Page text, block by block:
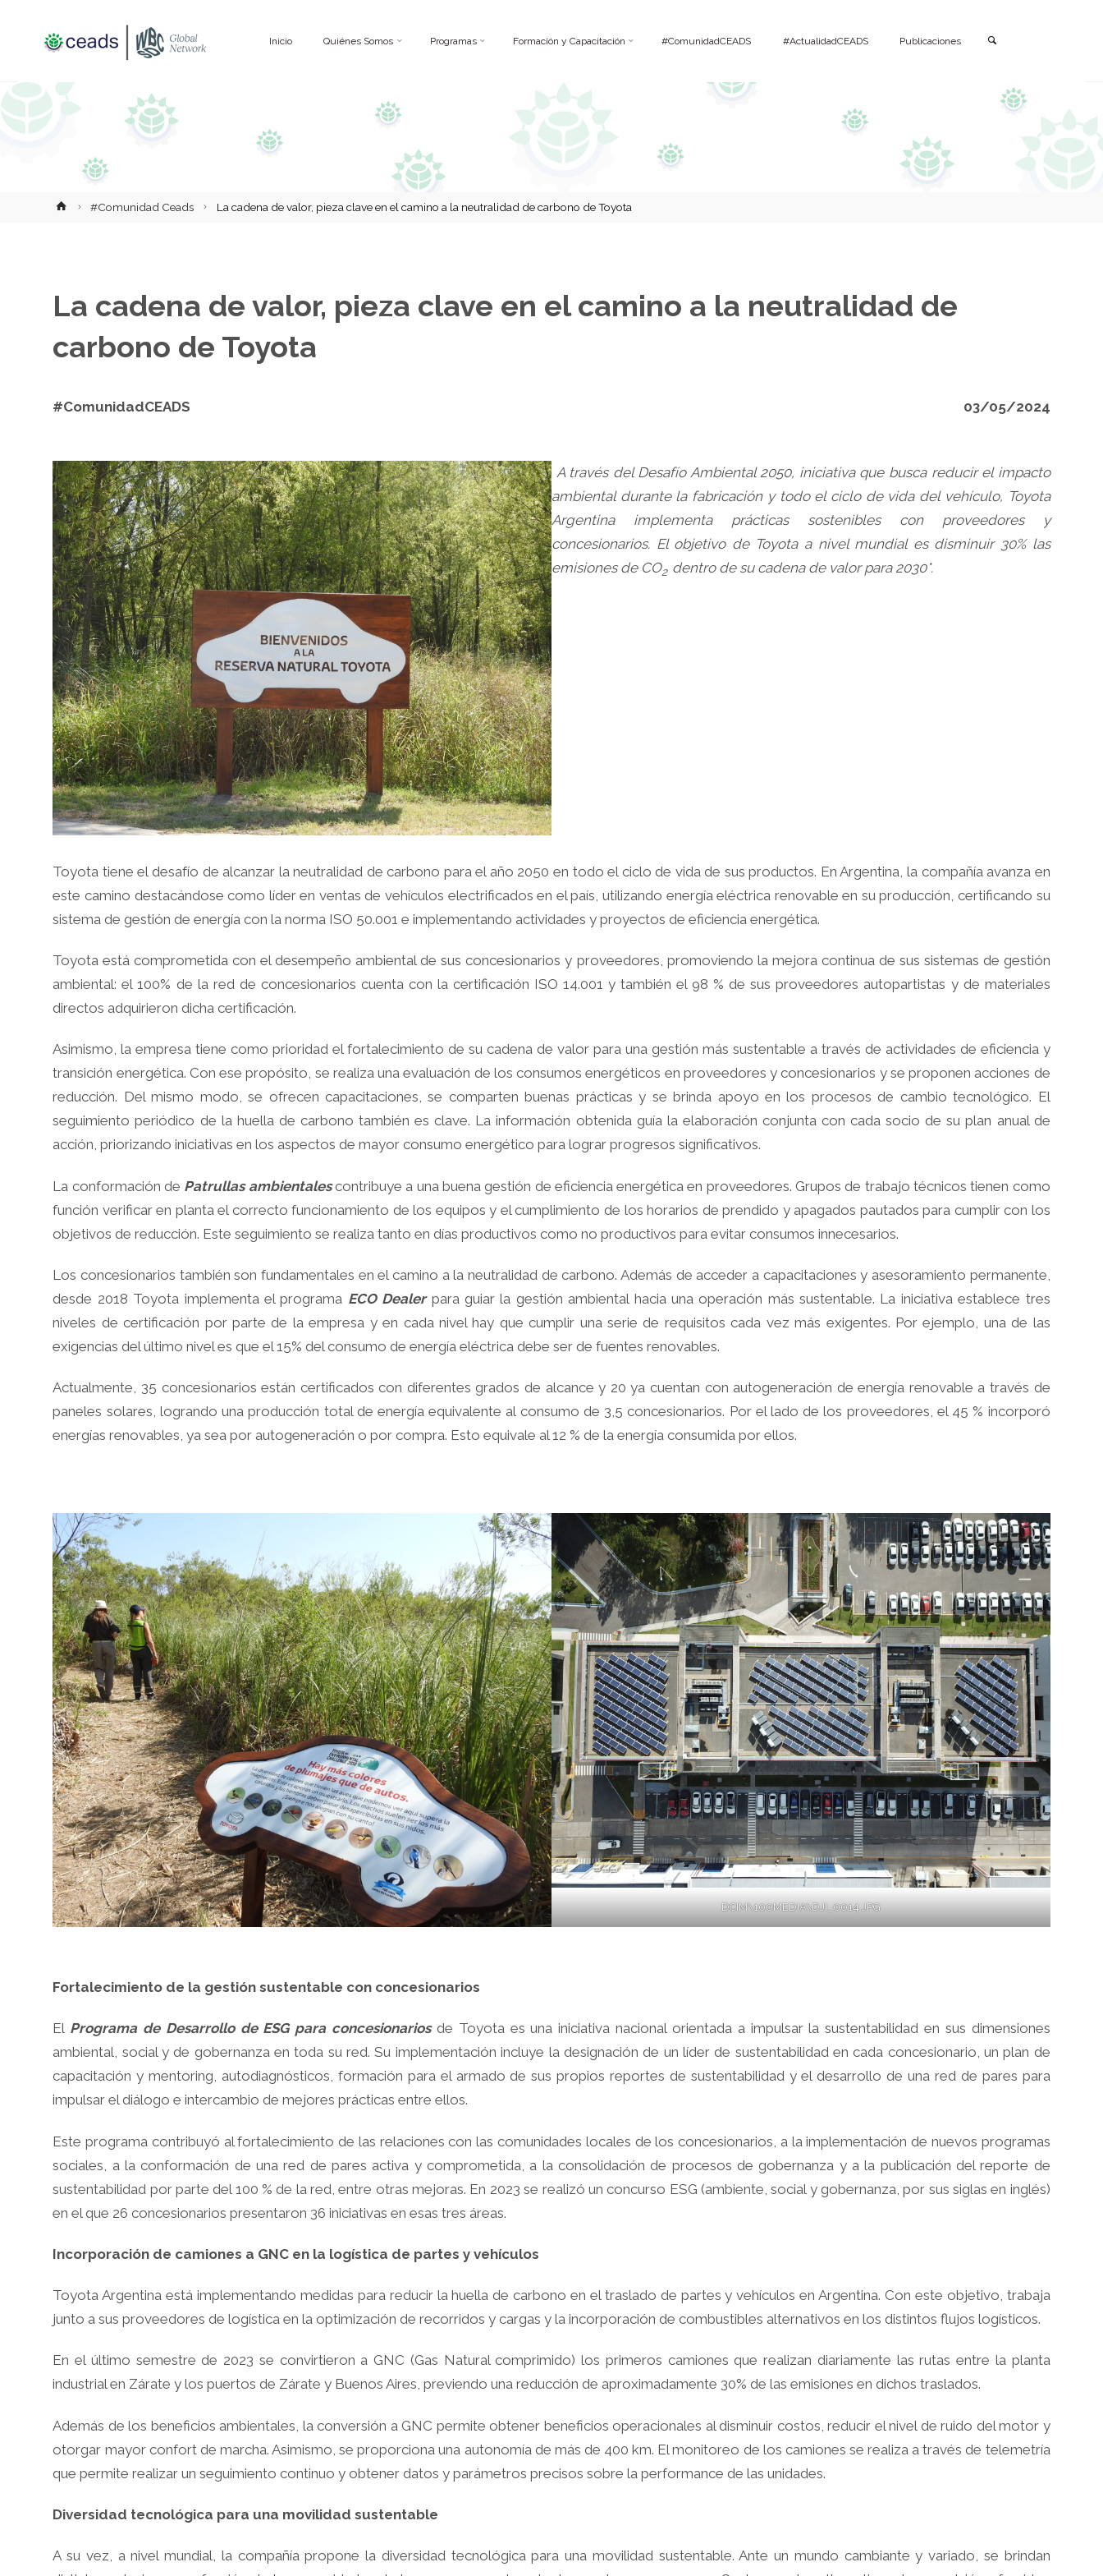
Inicio Quiénes Somos Programas Formación y Capacitación #ComunidadCEADS #ActualidadCEADS Publicaciones
Inicio#Comunidad Ceads La cadena de valor, pieza clave en el camino a la neutralidad de carbono de Toyota
La cadena de valor, pieza clave en el camino a la neutralidad de
carbono de Toyota
#ComunidadCEADS 03/05/2024
A través del Desafío Ambiental 2050, iniciativa que busca reducir el impacto
ambiental durante la fabricación y todo el ciclo de vida del vehículo, Toyota
Argentina implementa prácticas sostenibles con proveedores y
concesionarios. El objetivo de Toyota a nivel mundial es disminuir 30% las
emisiones de CO2 dentro de su cadena de valor para 2030*.
Toyota tiene el desafío de alcanzar la neutralidad de carbono para el año 2050 en todo el ciclo de vida de sus productos. En Argentina, la compañía avanza en
este camino destacándose como líder en ventas de vehículos electrificados en el país, utilizando energía eléctrica renovable en su producción, certificando su
sistema de gestión de energía con la norma ISO 50.001 e implementando actividades y proyectos de eficiencia energética.
Toyota está comprometida con el desempeño ambiental de sus concesionarios y proveedores, promoviendo la mejora continua de sus sistemas de gestión
ambiental: el 100% de la red de concesionarios cuenta con la certificación ISO 14.001 y también el 98 % de sus proveedores autopartistas y de materiales
directos adquirieron dicha certificación.
Asimismo, la empresa tiene como prioridad el fortalecimiento de su cadena de valor para una gestión más sustentable a través de actividades de eficiencia y
transición energética. Con ese propósito, se realiza una evaluación de los consumos energéticos en proveedores y concesionarios y se proponen acciones de
reducción. Del mismo modo, se ofrecen capacitaciones, se comparten buenas prácticas y se brinda apoyo en los procesos de cambio tecnológico. El
seguimiento periódico de la huella de carbono también es clave. La información obtenida guía la elaboración conjunta con cada socio de su plan anual de
acción, priorizando iniciativas en los aspectos de mayor consumo energético para lograr progresos significativos.
La conformación de Patrullas ambientalescontribuye a una buena gestión de eficiencia energética en proveedores. Grupos de trabajo técnicos tienen como
función verificar en planta el correcto funcionamiento de los equipos y el cumplimiento de los horarios de prendido y apagados pautados para cumplir con los
objetivos de reducción. Este seguimiento se realiza tanto en días productivos como no productivos para evitar consumos innecesarios.
Los concesionarios también son fundamentales en el camino a la neutralidad de carbono. Además de acceder a capacitaciones y asesoramiento permanente,
desde 2018 Toyota implementa el programa ECO Dealerpara guiar la gestión ambiental hacia una operación más sustentable. La iniciativa establece tres
niveles de certificación por parte de la empresa y en cada nivel hay que cumplir una serie de requisitos cada vez más exigentes. Por ejemplo, una de las
exigencias del último nivel es que el 15% del consumo de energía eléctrica debe ser de fuentes renovables.
Actualmente, 35 concesionarios están certificados con diferentes grados de alcance y 20 ya cuentan con autogeneración de energía renovable a través de
paneles solares, logrando una producción total de energía equivalente al consumo de 3,5 concesionarios. Por el lado de los proveedores, el 45 % incorporó
energías renovables, ya sea por autogeneración o por compra. Esto equivale al 12 % de la energía consumida por ellos.
DCIM\100MEDIA\DJI_0014.JPG
Fortalecimiento de la gestión sustentable con concesionarios
El Programa de Desarrollo de ESG para concesionariosde Toyota es una iniciativa nacional orientada a impulsar la sustentabilidad en sus dimensiones
ambiental, social y de gobernanza en toda su red. Su implementación incluye la designación de un líder de sustentabilidad en cada concesionario, un plan de
capacitación y mentoring, autodiagnósticos, formación para el armado de sus propios reportes de sustentabilidad y el desarrollo de una red de pares para
impulsar el diálogo e intercambio de mejores prácticas entre ellos.
Este programa contribuyó al fortalecimiento de las relaciones con las comunidades locales de los concesionarios, a la implementación de nuevos programas
sociales, a la conformación de una red de pares activa y comprometida, a la consolidación de procesos de gobernanza y a la publicación del reporte de
sustentabilidad por parte del 100 % de la red, entre otras mejoras. En 2023 se realizó un concurso ESG (ambiente, social y gobernanza, por sus siglas en inglés)
en el que 26 concesionarios presentaron 36 iniciativas en esas tres áreas.
Incorporación de camiones a GNC en la logística de partes y vehículos
Toyota Argentina está implementando medidas para reducir la huella de carbono en el traslado de partes y vehículos en Argentina. Con este objetivo, trabaja
junto a sus proveedores de logística en la optimización de recorridos y cargas y la incorporación de combustibles alternativos en los distintos flujos logísticos.
En el último semestre de 2023 se convirtieron a GNC (Gas Natural comprimido) los primeros camiones que realizan diariamente las rutas entre la planta
industrial en Zárate y los puertos de Zárate y Buenos Aires, previendo una reducción de aproximadamente 30% de las emisiones en dichos traslados.
Además de los beneficios ambientales, la conversión a GNC permite obtener beneficios operacionales al disminuir costos, reducir el nivel de ruido del motor y
otorgar mayor confort de marcha. Asimismo, se proporciona una autonomía de más de 400 km. El monitoreo de los camiones se realiza a través de telemetría
que permite realizar un seguimiento continuo y obtener datos y parámetros precisos sobre la performance de las unidades.
Diversidad tecnológica para una movilidad sustentable
A su vez, a nivel mundial, la compañía propone la diversidad tecnológica para una movilidad sustentable. Ante un mundo cambiante y variado, se brindan